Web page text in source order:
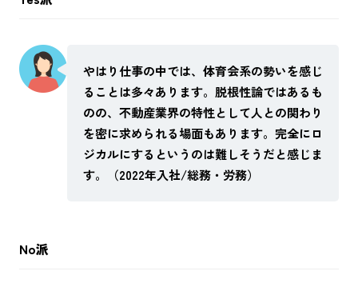
やはり仕事の中では、体育会系の勢いを感じ
ることは多々あります。脱根性論ではあるも
のの、不動産業界の特性として人との関わり
を密に求められる場面もあります。完全にロ
ジカルにするというのは難しそうだと感じま
す。（2022年入社/総務・労務）
No派